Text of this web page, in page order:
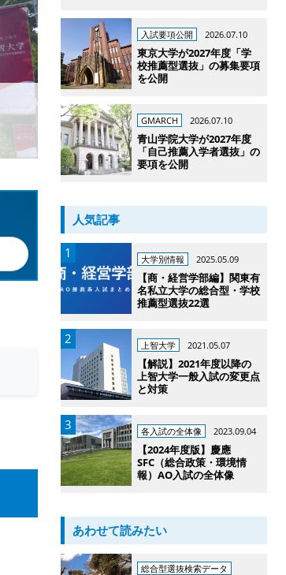
入試要項公開 2026.07.10
東京大学が2027年度「学
校推薦型選抜」の募集要項
を公開
GMARCH 2026.07.10
青山学院大学が2027年度
「自己推薦入学者選抜」の
要項を公開
人気記事
大学別情報 2025.05.09
【商・経営学部編】関東有
名私立大学の総合型・学校
推薦型選抜22選
上智大学 2021.05.07
【解説】2021年度以降の
上智大学一般入試の変更点
と対策
各入試の全体像 2023.09.04
【2024年度版】慶應
SFC（総合政策・環境情
報）AO入試の全体像
あわせて読みたい
総合型選抜検索データ